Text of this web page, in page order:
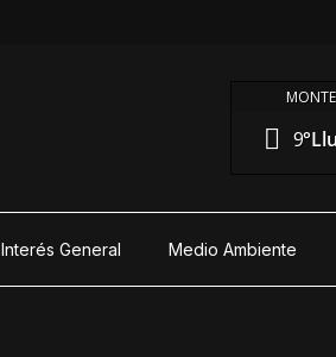
9°
Interés General Medio Ambiente